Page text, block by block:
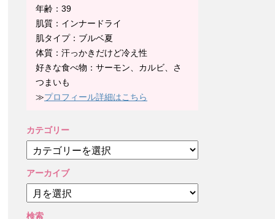
年齢：39
肌質：インナードライ
肌タイプ：ブルベ夏
体質：汗っかきだけど冷え性
好きな食べ物：サーモン、カルビ、さ
つまいも
≫プロフィール詳細はこちら
カテゴリー
テ
ゴ
リ
ー
アーカイブ
ア
ー
カ
検索